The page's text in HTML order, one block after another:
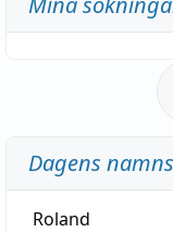
Dagens
Roland